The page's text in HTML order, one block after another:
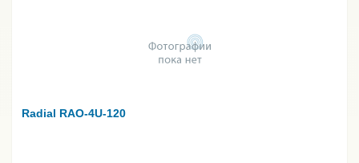
Radial RAO-4U-120